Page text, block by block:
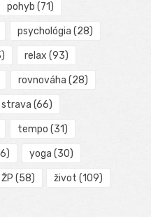
pohyb (71)
psychológia (28)
relax (93)
rovnováha (28)
strava (66)
tempo (31)
yoga (30)
ŽP (58) život (109)